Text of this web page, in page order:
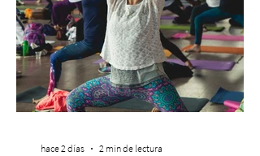
hace 2 días 2 min de lectura